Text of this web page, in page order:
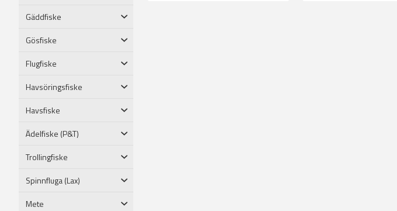
Gäddfiske
Gösfiske
Flugfiske
Havsöringsfiske
Havsfiske
Ädelfiske (P&T)
Trollingfiske
Spinnfluga (Lax)
Mete